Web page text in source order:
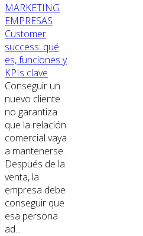
MARKETING
EMPRESAS
Customer
success: qué
es, funciones y
KPIs clave
Conseguir un
nuevo cliente
no garantiza
que la relación
comercial vaya
a mantenerse.
Después de la
venta, la
empresa debe
conseguir que
esa persona
ad...